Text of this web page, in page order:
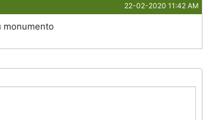
22-02-2020 11:42 AM
monumento